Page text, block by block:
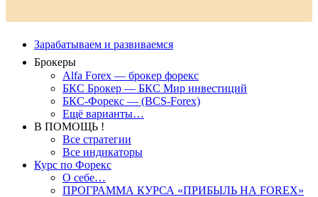
Зарабатываем и развиваемся
Брокеры
Alfa Forex — брокер форекс
БКС Брокер — БКС Мир инвестиций
БКС-Форекс — (BCS-Forex)
Ещё варианты…
В ПОМОЩЬ !
Все стратегии
Все индикаторы
Курс по Форекс
О себе…
ПРОГРАММА КУРСА «ПРИБЫЛЬ НА FOREX»